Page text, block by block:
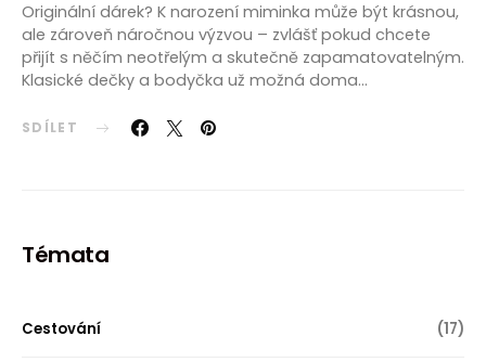
Originální dárek? K narození miminka může být krásnou,
ale zároveň náročnou výzvou – zvlášť pokud chcete
přijít s něčím neotřelým a skutečně zapamatovatelným.
Klasické dečky a bodyčka už možná doma…
SDÍLET
Témata
Cestování (17)